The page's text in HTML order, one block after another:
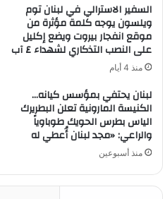
السفير الاسترالي في لبنان توم
ويلسون يوجه كلمة مؤثرة من
موقع انفجار بيروت ويضع إكليل
على النصب التذكاري لشهداء ٤ آب
منذ 4 أيام
لبنان يحتفي بمؤسس كيانه…
الكنيسة المارونية تعلن البطريرك
الياس بطرس الحويك طوباوياً
والراعي: «مجد لبنان أُعطي له
منذ أسبوعين